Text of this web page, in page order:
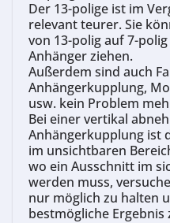
Der 13-polige ist im
relevant teurer. Sie
von 13-polig auf 7-polig
Anhänger ziehen.
Außerdem sind auch
Anhängerkupplung,
usw. kein Problem
Bei einer vertikal
Anhängerkupplung ist
im unsichtbaren
wo ein Ausschnitt im
werden muss,
nur möglich zu halten
bestmögliche Ergebnis